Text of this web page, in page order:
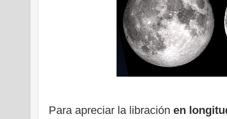
Para apreciar la libración en